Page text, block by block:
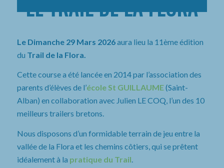
LE TRAIL DE LA FLORA
Le Dimanche 29 Mars 2026aura lieu la 11ème édition
du Trail de la Flora.
Cette course a été lancée en 2014 par l’association des
parents d’élèves de l’école St GUILLAUME(Saint-
Alban) en collaboration avec Julien LE COQ, l’un des 10
meilleurs trailers bretons.
Nous disposons d’un formidable terrain de jeu entre la
vallée de la Flora et les chemins côtiers, qui se prêtent
idéalement à la pratique du Trail